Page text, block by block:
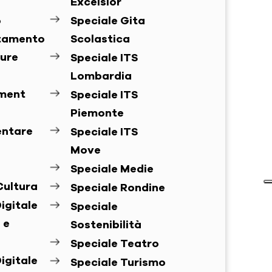
e
Excelsior
Speciale Gita
Scolastica
Speciale ITS
Lombardia
Speciale ITS
Piemonte
Speciale ITS
Move
Speciale Medie
Speciale Rondine
Speciale
Sostenibilità
Speciale Teatro
Speciale Turismo